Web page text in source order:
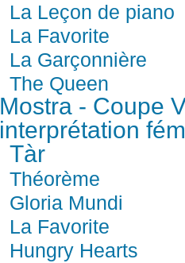
La Leçon de piano
La Favorite
La Garçonnière
The Queen
Mostra - Coupe
interprétation
Tàr
Théorème
Gloria Mundi
La Favorite
Hungry Hearts